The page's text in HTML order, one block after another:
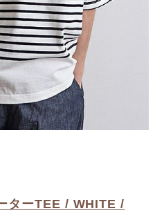
ターTEE / WHITE /